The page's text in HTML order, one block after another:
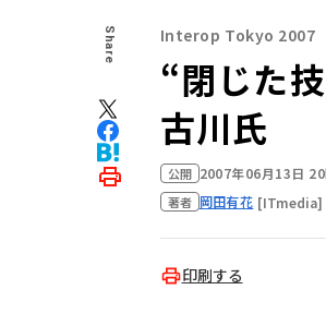
Share Interop Tokyo 2007
“閉じた
古川氏
公開 2007年06月13日
著者 岡田有花 [ITmedia]
印刷する